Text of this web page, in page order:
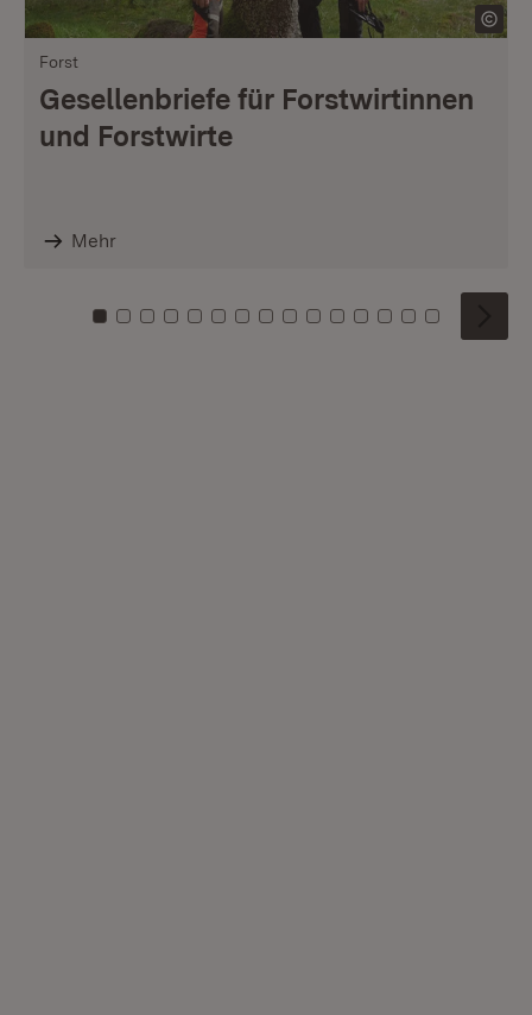
Forst
Gesellenbriefe für Forstwirtinnen
und Forstwirte
Mehr
Zu Kachel: 0
Zu Kachel: 1
Zu Kachel: 2
Zu Kachel: 3
Zu Kachel: 4
Zu Kachel: 5
Zu Kachel: 6
Zu Kachel: 7
Zu Kachel: 8
Zu Kachel: 9
Zu Kachel: 10
Zu Kachel: 11
Zu Kachel: 12
Zu Kachel:
Zu